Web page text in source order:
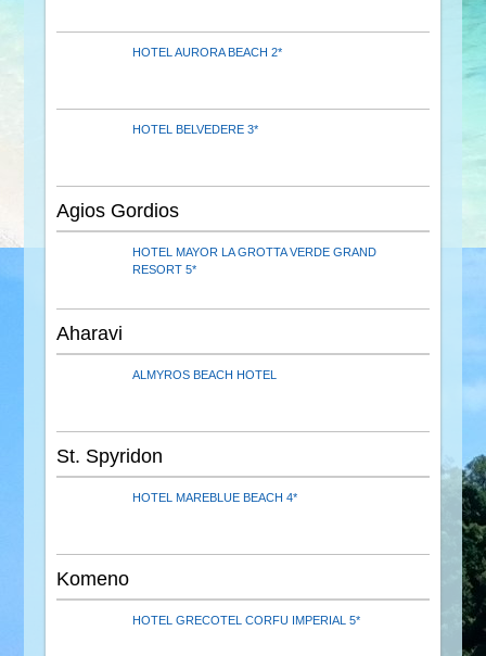
HOTEL AURORA BEACH 2*
HOTEL BELVEDERE 3*
Agios Gordios
HOTEL MAYOR LA GROTTA VERDE GRAND
RESORT 5*
Aharavi
ALMYROS BEACH HOTEL
St. Spyridon
HOTEL MAREBLUE BEACH 4*
Komeno
HOTEL GRECOTEL CORFU IMPERIAL 5*